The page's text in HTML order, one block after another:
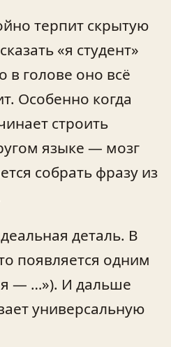
терпит скрытую
«я студент»
в голове оно всё
Особенно когда
строить
языке — мозг
собрать фразу из
деталь. В
появляется одним
— …»). И дальше
универсальную